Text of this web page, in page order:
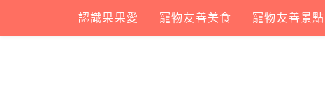
content
認識果果愛 寵物友善美食 寵物友善景點